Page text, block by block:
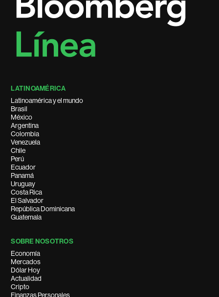
LATINOAMÉRICA
Latinoamérica y el mundo
Brasil
México
Argentina
Colombia
Venezuela
Chile
Perú
Ecuador
Panamá
Uruguay
Costa Rica
El Salvador
República Dominicana
Guatemala
SOBRE NOSOTROS
Economía
Mercados
Dólar Hoy
Actualidad
Cripto
Finanzas Personales